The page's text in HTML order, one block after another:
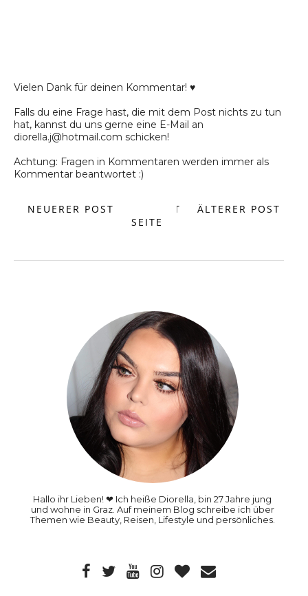
Vielen Dank für deinen Kommentar! ♥
Falls du eine Frage hast, die mit dem Post nichts zu tun
hat, kannst du uns gerne eine E-Mail an
diorella.j@hotmail.com schicken!
Achtung: Fragen in Kommentaren werden immer als
Kommentar beantwortet :)
NEUERER POST ÄLTERER POST
START
SEITE
Hallo ihr Lieben! ❤ Ich heiße Diorella, bin 27 Jahre jung
und wohne in Graz. Auf meinem Blog schreibe ich über
Themen wie Beauty, Reisen, Lifestyle und persönliches.